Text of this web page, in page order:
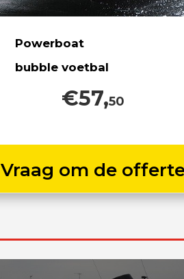
Powerboat
bubble voetbal
€57,50
Vraag om de